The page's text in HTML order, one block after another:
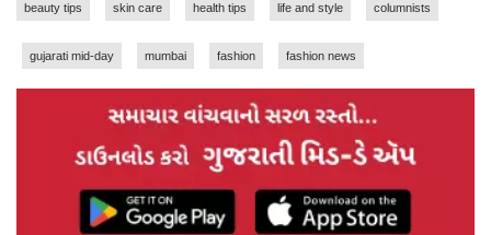
beauty tips skin care health tips life and style columnists
gujarati mid-day mumbai fashion fashion news